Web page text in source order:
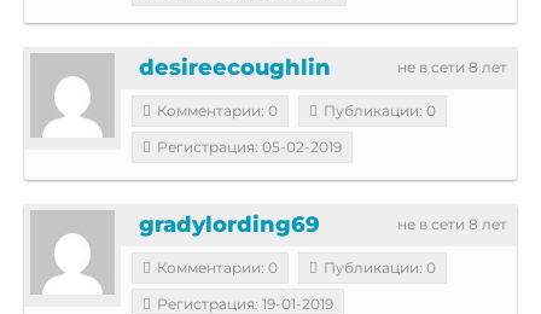
не в сети 8 лет
desireecoughlin
Комментарии: 0
Публикации: 0
Регистрация: 05-02-2019
не в сети 8 лет
gradylording69
Комментарии: 0
Публикации: 0
Регистрация: 19-01-2019